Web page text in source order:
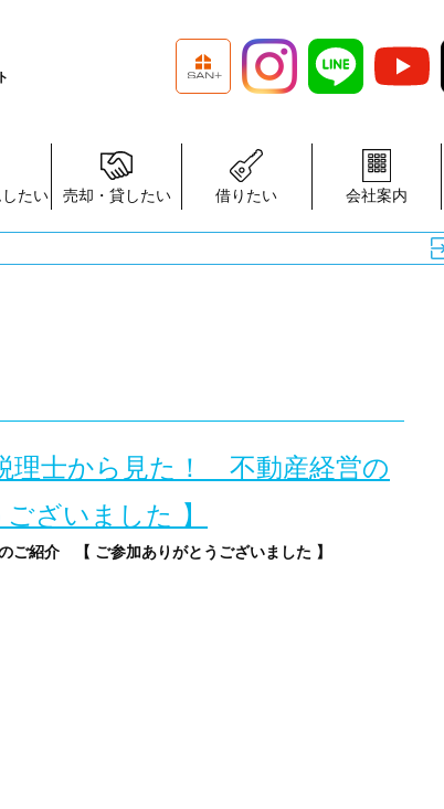
たい 売却・貸したい 借りたい 会社案内
士から見た！ 不動産経営の
ざいました 】
紹介 【 ご参加ありがとうございました 】